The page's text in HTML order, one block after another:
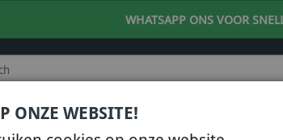
WHATSAPP ONS VOOR
+31 36 844 77 00VOOR DESKUNDIG ADVIES
ONZE WEBSITE!